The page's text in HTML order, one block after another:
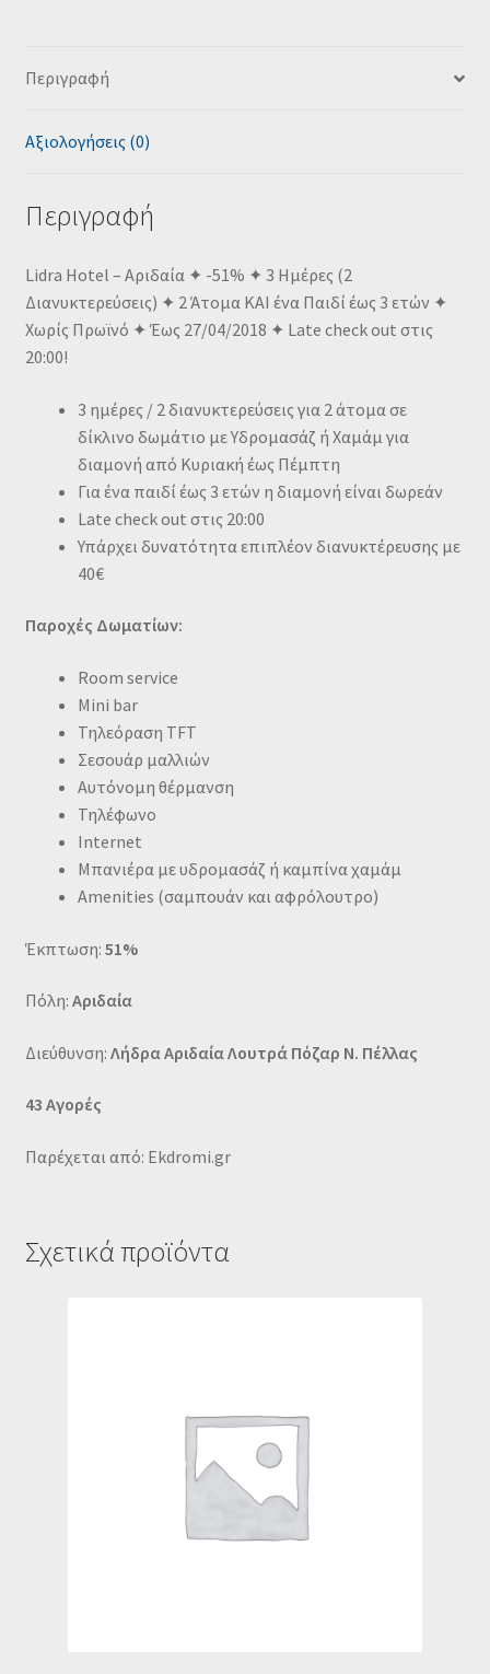
Περιγραφή
Αξιολογήσεις (0)
Περιγραφή
Lidra Hotel – Αριδαία ✦ -51% ✦ 3 Ημέρες (2
Διανυκτερεύσεις) ✦ 2 Άτομα ΚΑΙ ένα Παιδί έως 3 ετών ✦
Χωρίς Πρωϊνό ✦ Έως 27/04/2018 ✦ Late check out στις
20:00!
3 ημέρες / 2 διανυκτερεύσεις για 2 άτομα σε
δίκλινο δωμάτιο με Υδρομασάζ ή Χαμάμ για
διαμονή από Κυριακή έως Πέμπτη
Για ένα παιδί έως 3 ετών η διαμονή είναι δωρεάν
Late check out στις 20:00
Υπάρχει δυνατότητα επιπλέον διανυκτέρευσης με
40€
Παροχές Δωματίων:
Room service
Μini bar
Τηλεόραση TFT
Σεσουάρ μαλλιών
Αυτόνομη θέρμανση
Τηλέφωνο
Internet
Μπανιέρα με υδρομασάζ ή καμπίνα χαμάμ
Amenities (σαμπουάν και αφρόλουτρο)
Έκπτωση: 51%
Πόλη: Αριδαία
Διεύθυνση: Λήδρα Αριδαία Λουτρά Πόζαρ Ν. Πέλλας
43 Αγορές
Παρέχεται από: Ekdromi.gr
Σχετικά προϊόντα